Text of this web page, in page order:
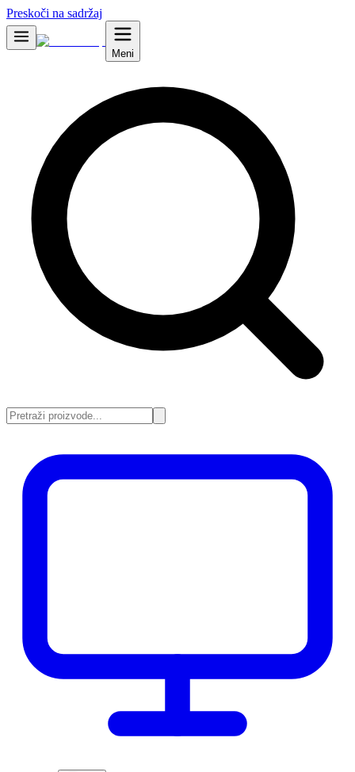
Preskoči na sadržaj
Meni